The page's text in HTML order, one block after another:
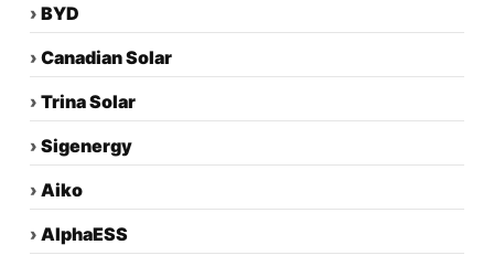
› BYD
› Canadian Solar
› Trina Solar
› Sigenergy
› Aiko
› AlphaESS